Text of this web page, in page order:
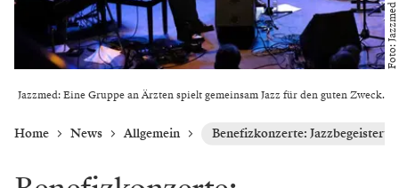
Jazzmed: Eine Gruppe an Ärzten spielt gemeinsam Jazz für den guten Zweck.
Foto: Jazzmed
Home News Allgemein Benefizkonzerte: